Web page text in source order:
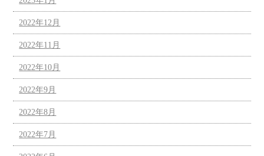
2022年12月
2022年11月
2022年10月
2022年9月
2022年8月
2022年7月